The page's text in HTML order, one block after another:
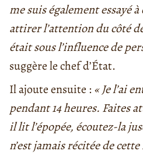
me suis également essayé
attirer l’attention du côté
était sous l’influence de
suggère le chef d’État.
Il ajoute ensuite : « Je l’ai
pendant 14 heures. Faites
il lit l’épopée, écoutez-la
n’est jamais récitée de